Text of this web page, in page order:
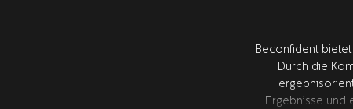
Beconfident bietet
Durch die
Ergebnisse und